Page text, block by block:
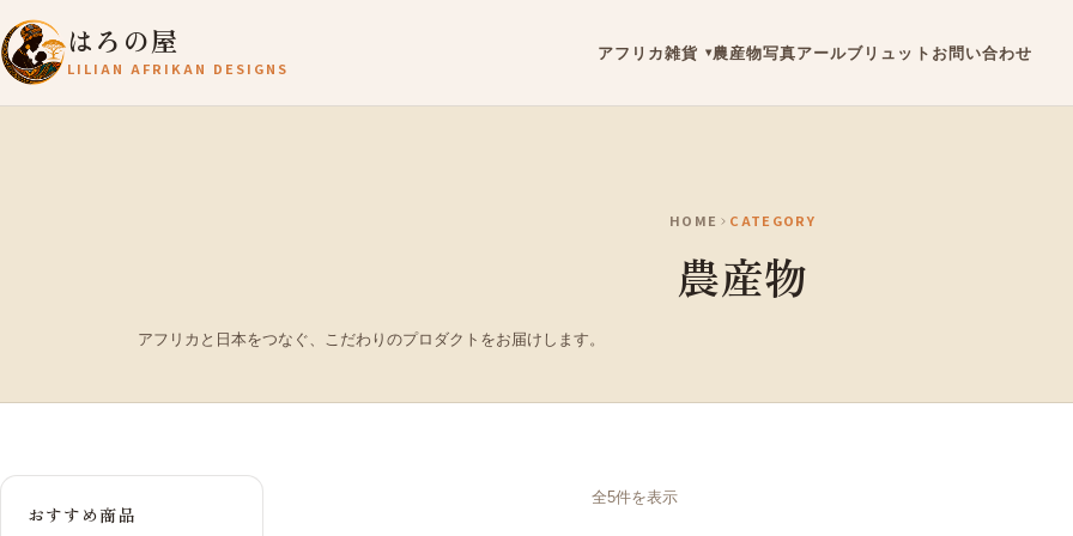
はろの屋
LILIAN AFRIKAN DESIGNS
アフリカ雑貨 農産物写真アールブリュット お問い合わせ
HOME CATEGORY
農産物
アフリカと日本をつなぐ、こだわりのプロダクトをお届けします。
おすすめ商品
全5件を表示